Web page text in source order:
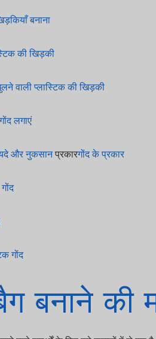
बनाना
की खिड़की
प्लास्टिक की खिड़की
और नुकसानप्रकारगोंद के प्रकार
बनाने की